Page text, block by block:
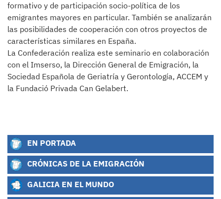
formativo y de participación socio-política de los
emigrantes mayores en particular. También se analizarán
las posibilidades de cooperación con otros proyectos de
características similares en España.
La Confederación realiza este seminario en colaboración
con el Imserso, la Dirección General de Emigración, la
Sociedad Española de Geriatría y Gerontología, ACCEM y
la Fundació Privada Can Gelabert.
EN PORTADA
CRÓNICAS DE LA EMIGRACIÓN
GALICIA EN EL MUNDO